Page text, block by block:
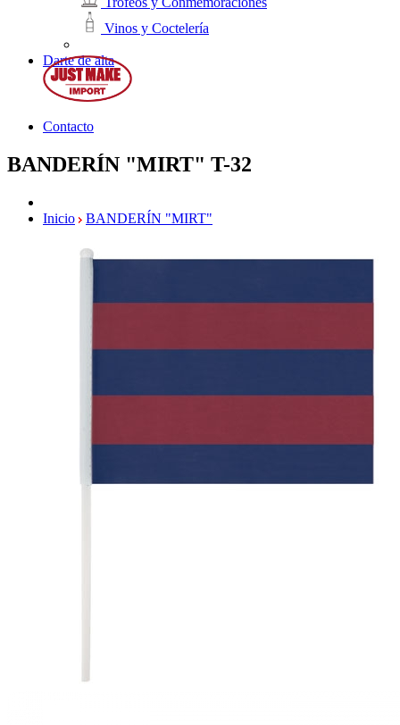
Vinos y Coctelería
Darte de alta
Contacto
BANDERÍN "MIRT" T-32
Inicio BANDERÍN "MIRT"